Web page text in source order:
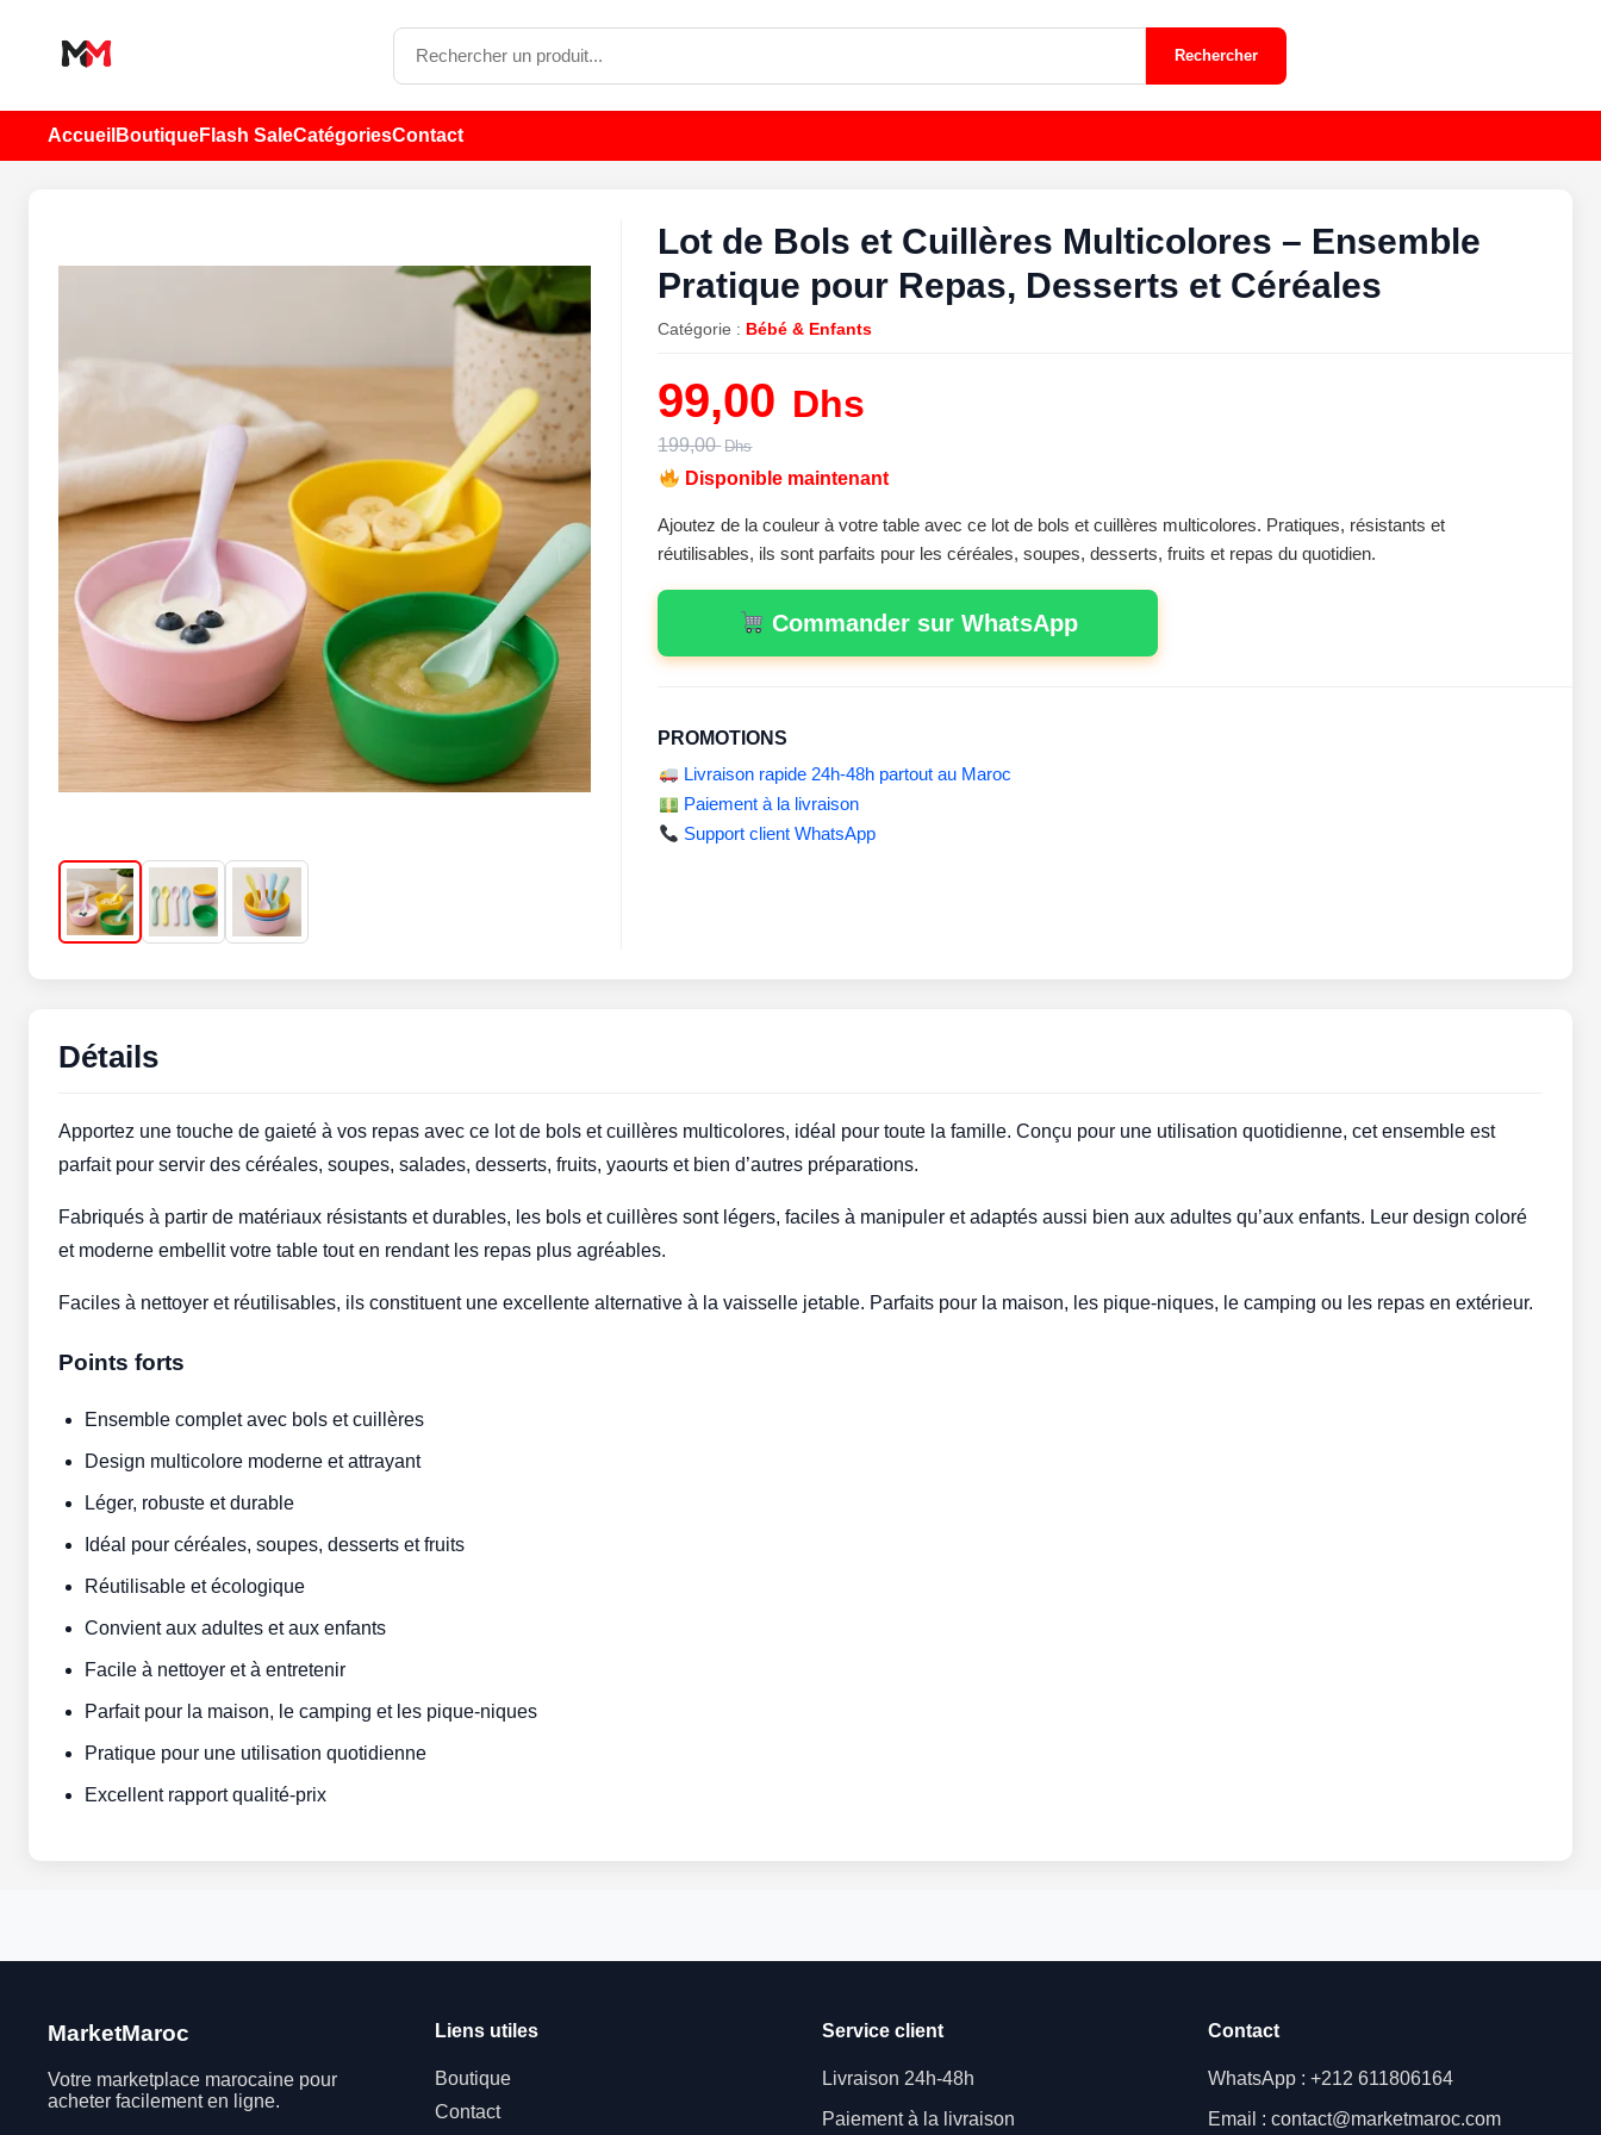
Rechercher
Accueil BoutiqueFlash SaleCatégoriesContact
Lot de Bols et Cuillères Multicolores – Ensemble
Pratique pour Repas, Desserts et Céréales
Catégorie : Bébé & Enfants
199,00 Dhs
Original
price
was:
199,00 Dhs.
99,00 Dhs
Current
price
is:
99,00 Dhs.
Disponible maintenant
Ajoutez de la couleur à votre table avec ce lot de bols et cuillères multicolores. Pratiques, résistants et
réutilisables, ils sont parfaits pour les céréales, soupes, desserts, fruits et repas du quotidien.
Commander sur WhatsApp
PROMOTIONS
Livraison rapide 24h-48h partout au Maroc
Paiement à la livraison
Support client WhatsApp
Détails
Apportez une touche de gaieté à vos repas avec ce lot de bols et cuillères multicolores, idéal pour toute la famille. Conçu pour une utilisation quotidienne, cet ensemble est
parfait pour servir des céréales, soupes, salades, desserts, fruits, yaourts et bien d’autres préparations.
Fabriqués à partir de matériaux résistants et durables, les bols et cuillères sont légers, faciles à manipuler et adaptés aussi bien aux adultes qu’aux enfants. Leur design coloré
et moderne embellit votre table tout en rendant les repas plus agréables.
Faciles à nettoyer et réutilisables, ils constituent une excellente alternative à la vaisselle jetable. Parfaits pour la maison, les pique-niques, le camping ou les repas en extérieur.
Points forts
Ensemble complet avec bols et cuillères
Design multicolore moderne et attrayant
Léger, robuste et durable
Idéal pour céréales, soupes, desserts et fruits
Réutilisable et écologique
Convient aux adultes et aux enfants
Facile à nettoyer et à entretenir
Parfait pour la maison, le camping et les pique-niques
Pratique pour une utilisation quotidienne
Excellent rapport qualité-prix
MarketMaroc
Votre marketplace marocaine pour
acheter facilement en ligne.
Liens utiles
Boutique
Contact
Service client
Livraison 24h-48h
Paiement à la livraison
Contact
WhatsApp : +212 611806164
Email : contact@marketmaroc.com